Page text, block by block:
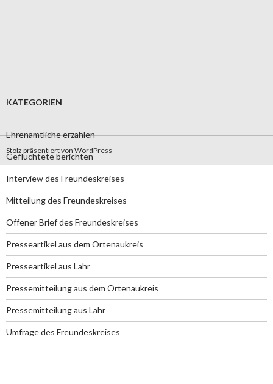
KATEGORIEN
Ehrenamtliche erzählen
Geflüchtete berichten
Interview des Freundeskreises
Mitteilung des Freundeskreises
Offener Brief des Freundeskreises
Presseartikel aus dem Ortenaukreis
Presseartikel aus Lahr
Pressemitteilung aus dem Ortenaukreis
Pressemitteilung aus Lahr
Umfrage des Freundeskreises
Stolz präsentiert von WordPress